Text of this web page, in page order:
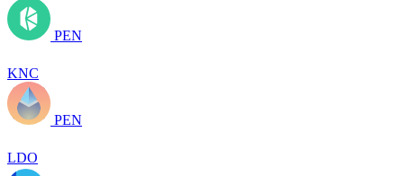
PEN
KNC
PEN
LDO